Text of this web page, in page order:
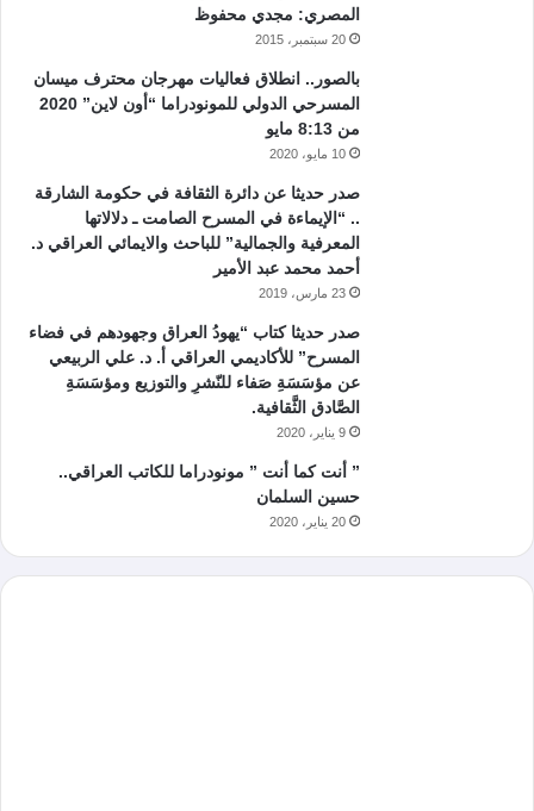
المصري: مجدي محفوظ
20 سبتمبر، 2015
بالصور.. انطلاق فعاليات مهرجان محترف ميسان
المسرحي الدولي للمونودراما “أون لاين” 2020
من 8:13 مايو
10 مايو، 2020
صدر حديثا عن دائرة الثقافة في حكومة الشارقة
.. “الإيماءة في المسرح الصامت ـ دلالاتها
المعرفية والجمالية” للباحث والايمائي العراقي د.
أحمد محمد عبد الأمير
23 مارس، 2019
صدر حديثا كتاب “يهودُ العراق وجهودهم في فضاء
المسرح” للأكاديمي العراقي أ. د. علي الربيعي
عن مؤسَسَةِ صَفاء للنّشرِ والتوزيع ومؤسَسَةِ
الصَّادق الثَّقافية.
9 يناير، 2020
” أنت كما أنت ” مونودراما للكاتب العراقي..
حسين السلمان
20 يناير، 2020